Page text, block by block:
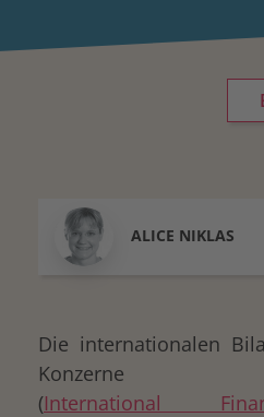
ALICE NIKLAS
Die internationalen
Konzerne
(International